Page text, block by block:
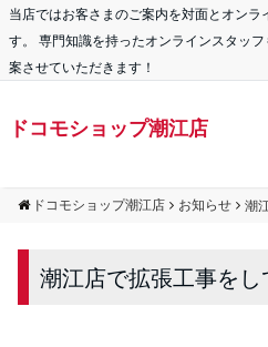
当店ではお客さまのご案内を対面とオン
す。 専門知識を持ったオンラインスタッ
案させていただきます！
ドコモショップ潮江店
ドコモショップ潮江店 お知らせ 潮
潮江店で拡張工事をし